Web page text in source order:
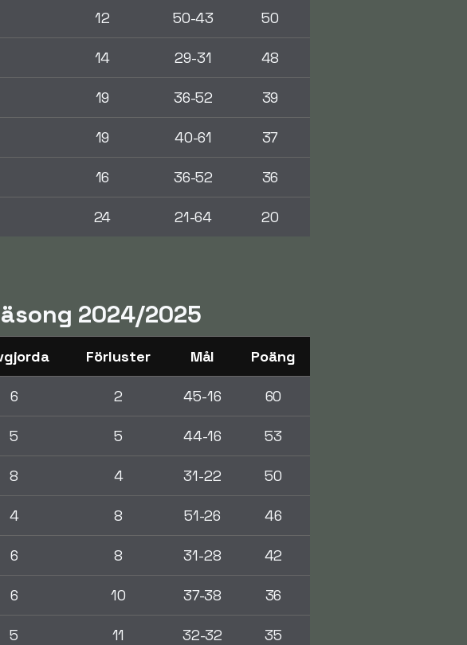
12 50-43 50
14 29-31 48
19 36-52 39
19 40-61 37
16 36-52 36
24 21-64 20
2024/2025
Förluster Mål Poäng
6 2 45-16 60
5 5 44-16 53
8 4 31-22 50
4 8 51-26 46
6 8 31-28 42
6 10 37-38 36
5 11 32-32 35